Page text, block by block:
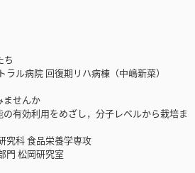
ち
ル病院 回復期リハ病棟（中嶋新菜）
せんか
有効利用をめざし，分子レベルから栽培ま
究科 食品栄養学専攻
門 松岡研究室